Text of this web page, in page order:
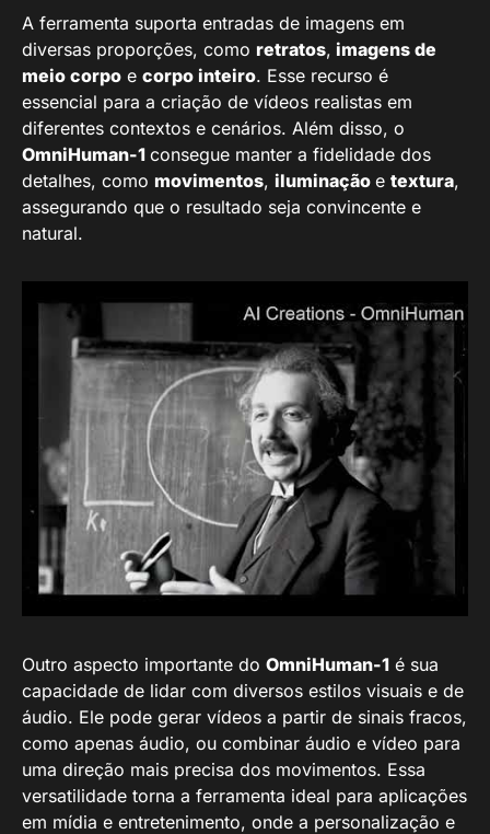
A ferramenta suporta entradas de imagens em
diversas proporções, como retratos, imagens de
meio corpo e corpo inteiro. Esse recurso é
essencial para a criação de vídeos realistas em
diferentes contextos e cenários. Além disso, o
OmniHuman-1 consegue manter a fidelidade dos
detalhes, como movimentos, iluminação e textura,
assegurando que o resultado seja convincente e
natural.
Outro aspecto importante do OmniHuman-1 é sua
capacidade de lidar com diversos estilos visuais e de
áudio. Ele pode gerar vídeos a partir de sinais fracos,
como apenas áudio, ou combinar áudio e vídeo para
uma direção mais precisa dos movimentos. Essa
versatilidade torna a ferramenta ideal para aplicações
em mídia e entretenimento, onde a personalização e